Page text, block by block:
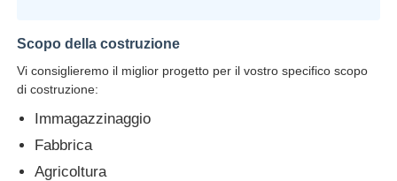
Scopo della costruzione
Vi consiglieremo il miglior progetto per il vostro specifico scopo
di costruzione:
Immagazzinaggio
Fabbrica
Agricoltura